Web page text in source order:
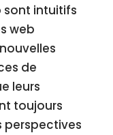
sont intuitifs
web
de
leurs
toujours
perspectives